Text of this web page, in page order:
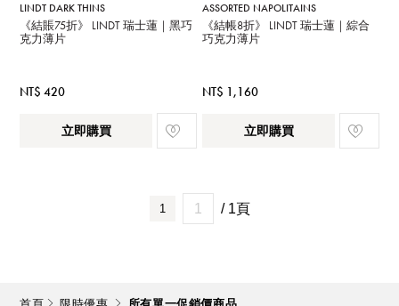
LINDT DARK THINS
《結賬75折》 LINDT 瑞士蓮｜黑巧
克力薄片
NT$ 420
立即購買
ASSORTED NAPOLITAINS
《結帳8折》 LINDT 瑞士蓮｜綜合
巧克力薄片
NT$ 1,160
立即購買
1 / 1頁